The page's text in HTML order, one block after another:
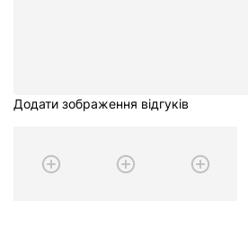
Додати зображення відгуків